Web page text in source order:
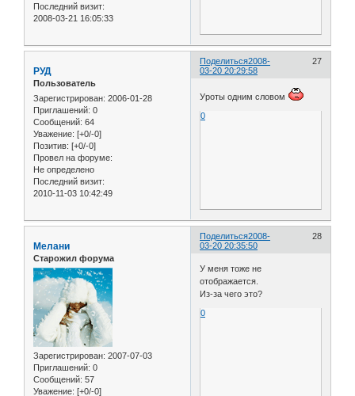
Последний визит:
2008-03-21 16:05:33
Поделиться 27
2008-
03-20 20:29:58
РУД
Пользователь
Зарегистрирован: 2006-01-28
Приглашений: 0
Сообщений: 64
Уважение: [+0/-0]
Позитив: [+0/-0]
Провел на форуме:
Не определено
Последний визит:
2010-11-03 10:42:49
Уроты одним словом
0
Поделиться 28
2008-
03-20 20:35:50
Мелани
Старожил форума
Зарегистрирован: 2007-07-03
Приглашений: 0
Сообщений: 57
Уважение: [+0/-0]
У меня тоже не
отображается.
Из-за чего это?
0